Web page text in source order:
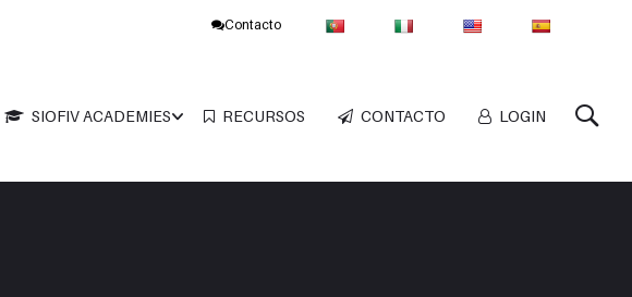
Contacto
SIOFIV ACADEMIES RECURSOS CONTACTO LOGIN